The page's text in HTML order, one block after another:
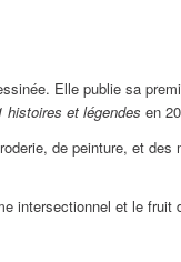
Elle publie sa
histoires et légendes en
de peinture, et
intersectionnel et le fruit